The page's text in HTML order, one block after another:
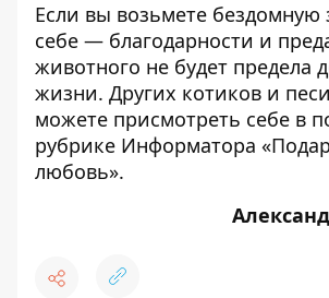
Если вы возьмете бездомную
себе — благодарности и
животного не будет предела
жизни. Других котиков и
можете присмотреть себе в
рубрике Информатора «
любовь».